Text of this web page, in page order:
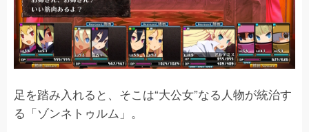
足を踏み入れると、そこは“大公女”なる人物が統治す
る「ゾンネトゥルム」。